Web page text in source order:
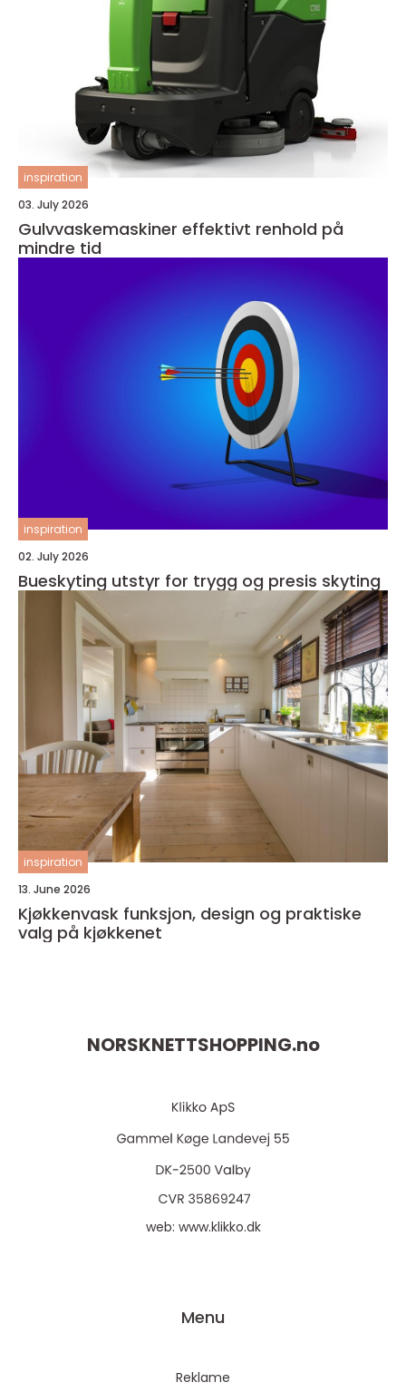
inspiration
03. July 2026
Gulvvaskemaskiner effektivt renhold på
mindre tid
inspiration
02. July 2026
Bueskyting utstyr for trygg og presis skyting
inspiration
13. June 2026
Kjøkkenvask funksjon, design og praktiske
valg på kjøkkenet
NORSKNETTSHOPPING.no
web: www.klikko.dk
Menu
Reklame